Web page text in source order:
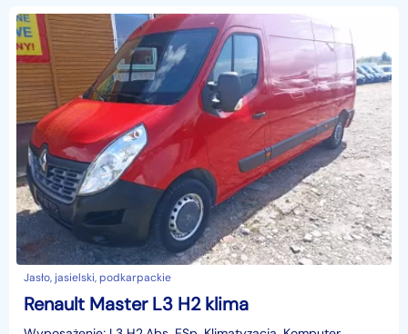
Jasło, jasielski, podkarpackie
Renault Master L3 H2 klima